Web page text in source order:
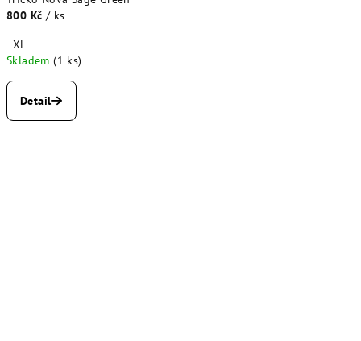
800 Kč / ks
XL
Skladem(1 ks)
Detail